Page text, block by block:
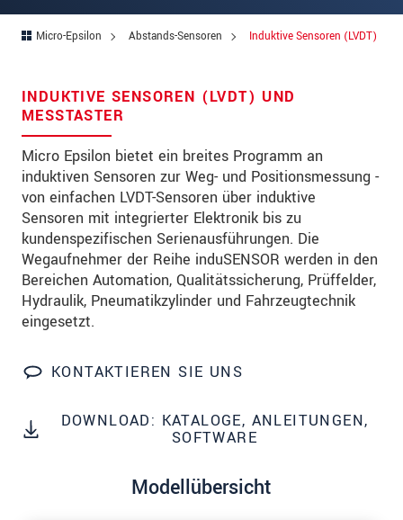
Micro-Epsilon Abstands-Sensoren Induktive Sensoren (LVDT)
INDUKTIVE SENSOREN (LVDT) UND
MESSTASTER
Micro Epsilon bietet ein breites Programm an
induktiven Sensoren zur Weg- und Positionsmessung -
von einfachen LVDT-Sensoren über induktive
Sensoren mit integrierter Elektronik bis zu
kundenspezifischen Serienausführungen. Die
Wegaufnehmer der Reihe induSENSOR werden in den
Bereichen Automation, Qualitätssicherung, Prüffelder,
Hydraulik, Pneumatikzylinder und Fahrzeugtechnik
eingesetzt.
KONTAKTIEREN SIE UNS
DOWNLOAD: KATALOGE, ANLEITUNGEN,
SOFTWARE
Modellübersicht
PLZ
Land*
Telefon
Email*
Nachricht *
Bitte halten Sie mich per Mail über
Wir behandeln Ihre Daten vertraulich. Bitte lesen Sie
Datenschutzerklärung.